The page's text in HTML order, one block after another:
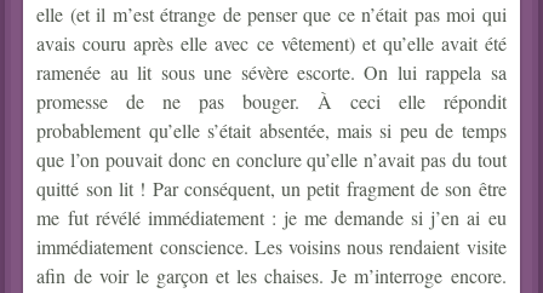
elle (et il m’est étrange de penser que ce n’était pas moi qui
avais couru après elle avec ce vêtement) et qu’elle avait été
ramenée au lit sous une sévère escorte. On lui rappela sa
promesse de ne pas bouger. À ceci elle répondit
probablement qu’elle s’était absentée, mais si peu de temps
que l’on pouvait donc en conclure qu’elle n’avait pas du tout
quitté son lit ! Par conséquent, un petit fragment de son être
me fut révélé immédiatement : je me demande si j’en ai eu
immédiatement conscience. Les voisins nous rendaient visite
afin de voir le garçon et les chaises. Je m’interroge encore.